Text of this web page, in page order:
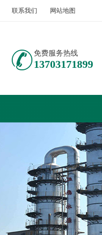
联系我们 网站地图
免费服务热线
13703171899